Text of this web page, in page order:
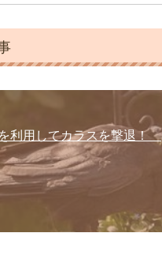
利用してカラスを撃退！